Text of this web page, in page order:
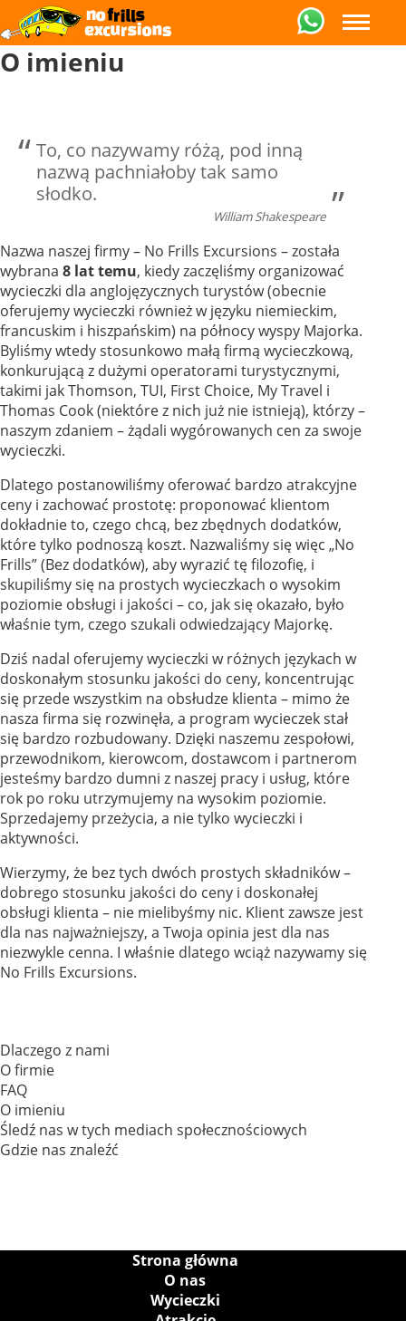
O imieniu
To, co nazywamy różą, pod inną
nazwą pachniałoby tak samo
słodko.
William Shakespeare
Nazwa naszej firmy – No Frills Excursions – została
wybrana 8 lat temu, kiedy zaczęliśmy organizować
wycieczki dla anglojęzycznych turystów (obecnie
oferujemy wycieczki również w języku niemieckim,
francuskim i hiszpańskim) na północy wyspy Majorka.
Byliśmy wtedy stosunkowo małą firmą wycieczkową,
konkurującą z dużymi operatorami turystycznymi,
takimi jak Thomson, TUI, First Choice, My Travel i
Thomas Cook (niektóre z nich już nie istnieją), którzy –
naszym zdaniem – żądali wygórowanych cen za swoje
wycieczki.
Dlatego postanowiliśmy oferować bardzo atrakcyjne
ceny i zachować prostotę: proponować klientom
dokładnie to, czego chcą, bez zbędnych dodatków,
które tylko podnoszą koszt. Nazwaliśmy się więc „No
Frills” (Bez dodatków), aby wyrazić tę filozofię, i
skupiliśmy się na prostych wycieczkach o wysokim
poziomie obsługi i jakości – co, jak się okazało, było
właśnie tym, czego szukali odwiedzający Majorkę.
Dziś nadal oferujemy wycieczki w różnych językach w
doskonałym stosunku jakości do ceny, koncentrując
się przede wszystkim na obsłudze klienta – mimo że
nasza firma się rozwinęła, a program wycieczek stał
się bardzo rozbudowany. Dzięki naszemu zespołowi,
przewodnikom, kierowcom, dostawcom i partnerom
jesteśmy bardzo dumni z naszej pracy i usług, które
rok po roku utrzymujemy na wysokim poziomie.
Sprzedajemy przeżycia, a nie tylko wycieczki i
aktywności.
Wierzymy, że bez tych dwóch prostych składników –
dobrego stosunku jakości do ceny i doskonałej
obsługi klienta – nie mielibyśmy nic. Klient zawsze jest
dla nas najważniejszy, a Twoja opinia jest dla nas
niezwykle cenna. I właśnie dlatego wciąż nazywamy się
No Frills Excursions.
Dlaczego z nami
O firmie
FAQ
O imieniu
Śledź nas w tych mediach społecznościowych
Gdzie nas znaleźć
Strona główna
O nas
Wycieczki